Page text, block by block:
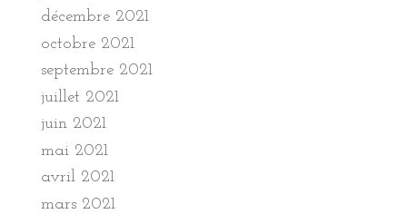
décembre 2021
octobre 2021
septembre 2021
juillet 2021
juin 2021
mai 2021
avril 2021
mars 2021